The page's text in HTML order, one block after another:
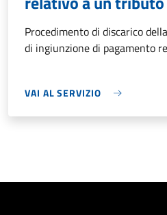
Procedimento di discarico
di ingiunzione di pagamento
VAI AL SERVIZIO